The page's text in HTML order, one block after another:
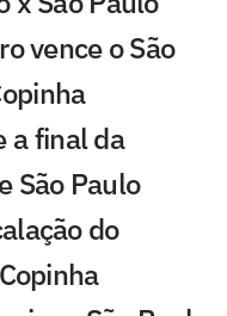
vence o São
a final da
São Paulo
do